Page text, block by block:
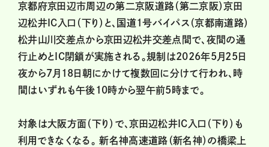
京都府京田辺市周辺の第二京阪道路（第二京阪）京田
辺松井IC入口（下り）と、国道1号バイパス（京都南道路）
松井山川交差点から京田辺松井交差点間で、夜間の通
行止めとIC閉鎖が実施される。規制は2026年5月25日
夜から7月18日朝にかけて複数回に分けて行われ、時
間はいずれも午後10時から翌午前5時まで。
対象は大阪方面（下り）で、京田辺松井IC入口（下り）も
利用できなくなる。 新名神高速道路（新名神）の橋梁上